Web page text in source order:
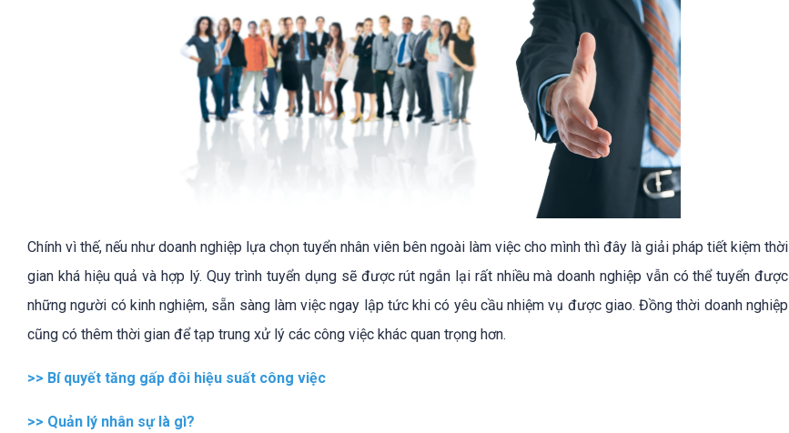
Chính vì thế, nếu như doanh nghiệp lựa chọn tuyển nhân viên bên ngoài làm việc cho mình thì đây là giải pháp tiết kiệm thời
gian khá hiệu quả và hợp lý. Quy trình tuyển dụng sẽ được rút ngắn lại rất nhiều mà doanh nghiệp vẫn có thể tuyển được
những người có kinh nghiệm, sẵn sàng làm việc ngay lập tức khi có yêu cầu nhiệm vụ được giao. Đồng thời doanh nghiệp
cũng có thêm thời gian để tạp trung xử lý các công việc khác quan trọng hơn.
>> Bí quyết tăng gấp đôi hiệu suất công việc
>> Quản lý nhân sự là gì?